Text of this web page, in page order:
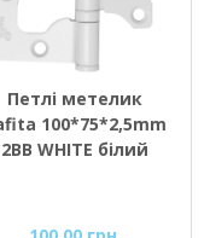
Петлі метелик
100*75*2,5mm
2BB WHITE білий